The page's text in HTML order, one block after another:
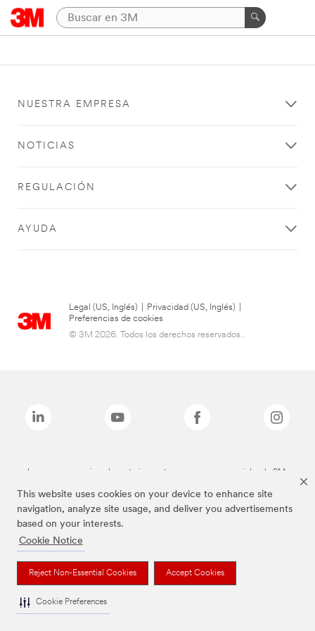
This website uses cookies on your device to enhance site
navigation, analyze site usage, and deliver you advertisements
based on your interests.
Cookie Notice
Reject Non-Essential Cookies Accept Cookies
Cookie Preferences
NUESTRA EMPRESA
NOTICIAS
REGULACIÓN
AYUDA
Legal (US, Inglés) Privacidad (US, Inglés)
Preferencias de cookies
© 3M 2026. Todos los derechos reservados..
Las marcas mencionadas anteriormente son marcas comerciales de 3M.